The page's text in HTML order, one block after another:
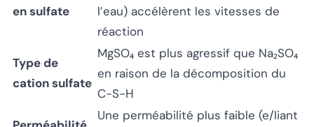
en sulfate
l’eau) accélèrent les vitesses de
réaction
Type de
cation sulfate
MgSO₄ est plus agressif que Na₂SO₄
en raison de la décomposition du
C-S-H
Une perméabilité plus faible (e/liant